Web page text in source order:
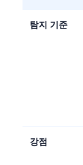
탐지 기준
강점